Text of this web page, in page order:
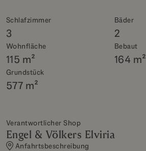
Schlafzimmer
3
Bäder
2
Wohnfläche
115 m²
Bebaut
164 m²
Grundstück
577 m²
Verantwortlicher Shop
Engel & Völkers Elviria
Anfahrtsbeschreibung